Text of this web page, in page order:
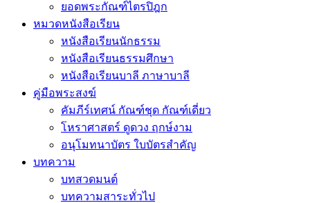
ยอดพระกัณฑ์ไตรปิฎก
หมวดหนังสือเรียน
หนังสือเรียนนักธรรม
หนังสือเรียนธรรมศึกษา
หนังสือเรียนบาลี ภาษาบาลี
คู่มือพระสงฆ์
คัมภีร์เทศน์ กัณฑ์ชุด กัณฑ์เดี่ยว
โหราศาสตร์ ดูดวง ฤกษ์งาม
อนุโมทนาบัตร ใบบัตรสำคัญ
บทความ
บทสวดมนต์
บทความสาระทั่วไป